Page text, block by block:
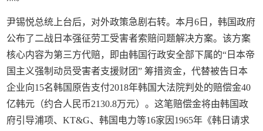
尹锡悦总统上台后，对外政策急剧右转。本月6日，韩国政府
公布了二战日本强征劳工受害者索赔问题解决方案。该方案
核心内容为第三方代赔，即由韩国行政安全部下属的“日本帝
国主义强制动员受害者支援财团” 筹措资金，代替被告日本
企业向15名韩国原告支付2018年韩国大法院判处的赔偿金40
亿韩元（约合人民币2130.8万元）。这笔赔偿金将由韩国政
府引导浦项、KT&G、韩国电力等16家因1965年《韩日请求